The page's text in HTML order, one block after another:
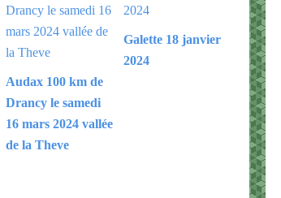
Audax 100 km de
Drancy le samedi
16 mars 2024 vallée
de la Theve
Galette 18 janvier
2024